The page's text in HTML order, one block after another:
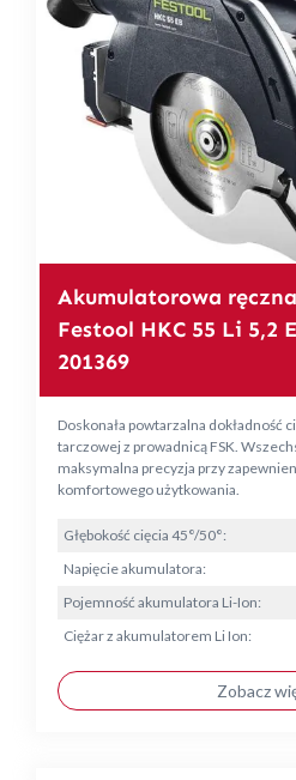
Akumulatorowa
Festool HKC 55 Li 5,2
201369
Doskonała powtarzalna dokładność
tarczowej z prowadnicą FSK.
maksymalna precyzja przy
komfortowego użytkowania.
Głębokość cięcia 45°/50°:
Napięcie akumulatora:
Pojemność akumulatora Li-Ion:
Ciężar z akumulatorem Li Ion:
Zobacz